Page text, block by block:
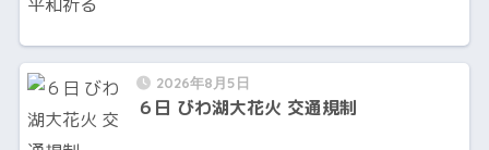
2026年8月5日
６日 びわ湖大花火 交通規制